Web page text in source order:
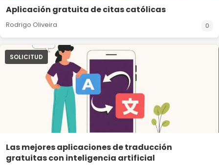
Aplicación gratuita de citas católicas
Rodrigo Oliveira 0
SOLICITUD
Las mejores aplicaciones de traducción
gratuitas con inteligencia artificial